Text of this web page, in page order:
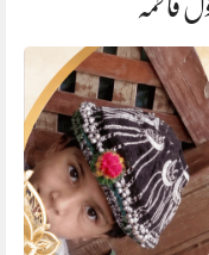
فاطمہ